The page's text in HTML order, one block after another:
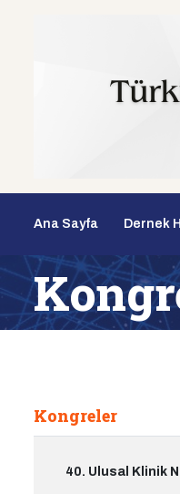
Ana Sayfa Dernek
Kongreler
40. Ulusal Klinik